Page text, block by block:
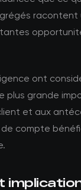
ont
plus grande
et aux
compte